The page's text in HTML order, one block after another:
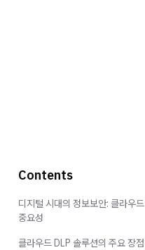
Contents
디지털 시대의 정보보안: 클라우
중요성
클라우드 DLP 솔루션의 주요 장점